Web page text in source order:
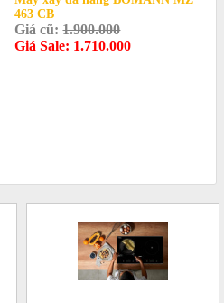
463 CB
Giá cũ:1.900.000
Giá Sale: 1.710.000